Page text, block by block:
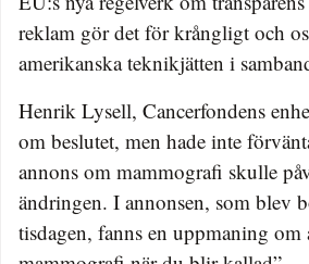
reklam gör det för krångligt och
amerikanska teknikjätten i
Henrik Lysell, Cancerfondens
om beslutet, men hade inte
annons om mammografi skulle
ändringen. I annonsen, som blev
tisdagen, fanns en uppmaning om